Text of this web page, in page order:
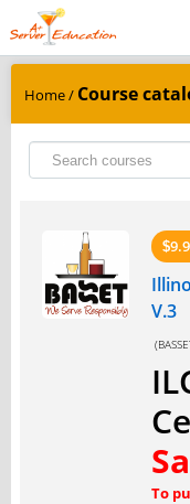
Home/ Course
$
V.3
To